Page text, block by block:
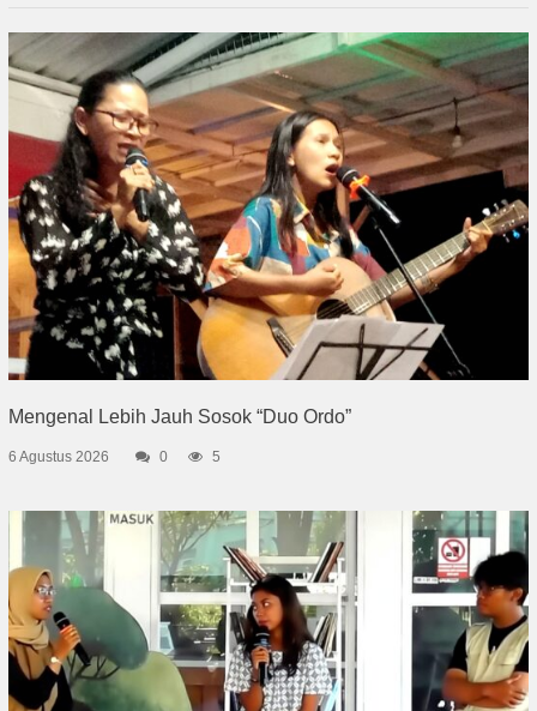
Mengenal Lebih Jauh Sosok “Duo Ordo”
6 Agustus 2026 0 5